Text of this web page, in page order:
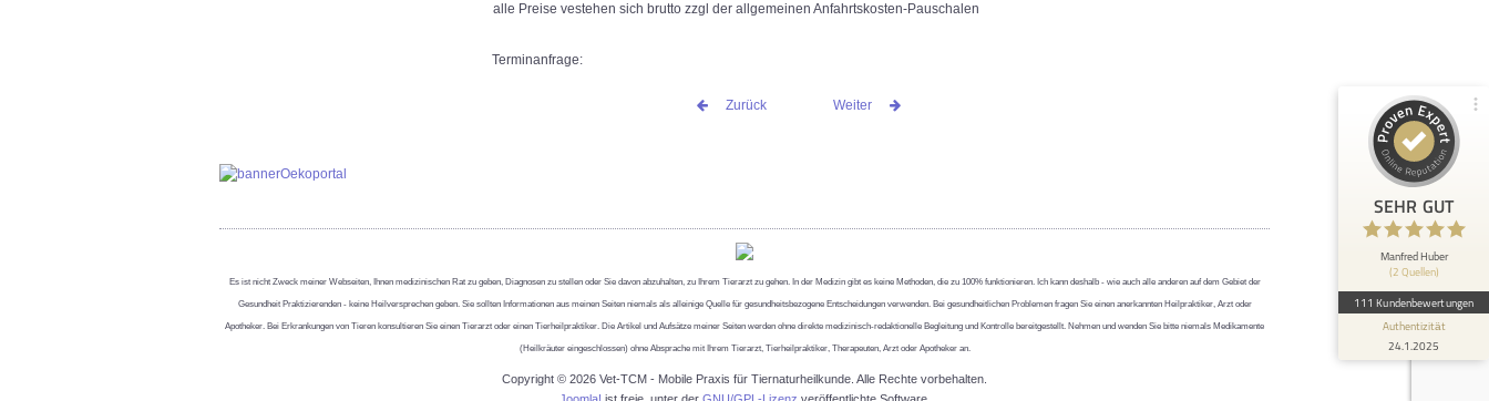
alle Preise vestehen sich brutto zzgl der allgemeinen Anfahrtskosten-Pauschalen
Terminanfrage:
Zurück Weiter
Es ist nicht Zweck meiner Webseiten, Ihnen medizinischen Rat zu geben, Diagnosen zu stellen oder Sie davon abzuhalten, zu Ihrem Tierarzt zu gehen. In der Medizin gibt es keine Methoden, die zu 100% funktionieren. Ich kann deshalb - wie auch alle anderen auf dem Gebiet der
Gesundheit Praktizierenden - keine Heilversprechen geben. Sie sollten Informationen aus meinen Seiten niemals als alleinige Quelle für gesundheitsbezogene Entscheidungen verwenden. Bei gesundheitlichen Problemen fragen Sie einen anerkannten Heilpraktiker, Arzt oder
Apotheker. Bei Erkrankungen von Tieren konsultieren Sie einen Tierarzt oder einen Tierheilpraktiker. Die Artikel und Aufsätze meiner Seiten werden ohne direkte medizinisch-redaktionelle Begleitung und Kontrolle bereitgestellt. Nehmen und wenden Sie bitte niemals Medikamente
(Heilkräuter eingeschlossen) ohne Absprache mit Ihrem Tierarzt, Tierheilpraktiker, Therapeuten, Arzt oder Apotheker an.
Copyright © 2026 Vet-TCM - Mobile Praxis für Tiernaturheilkunde. Alle Rechte vorbehalten.
SEHR GUT
Manfred Huber
(2 Quellen)
111 Kundenbewertungen
Authentizität
24.1.2025
Blick aufs ProvenExpert-Profil werfen
Anonym
Schnell, zuvorkommend, kompetent, klare
Ansprache. Diagnose - Therapie planmäßig
abgestimmt. Mein Pferd hatt...